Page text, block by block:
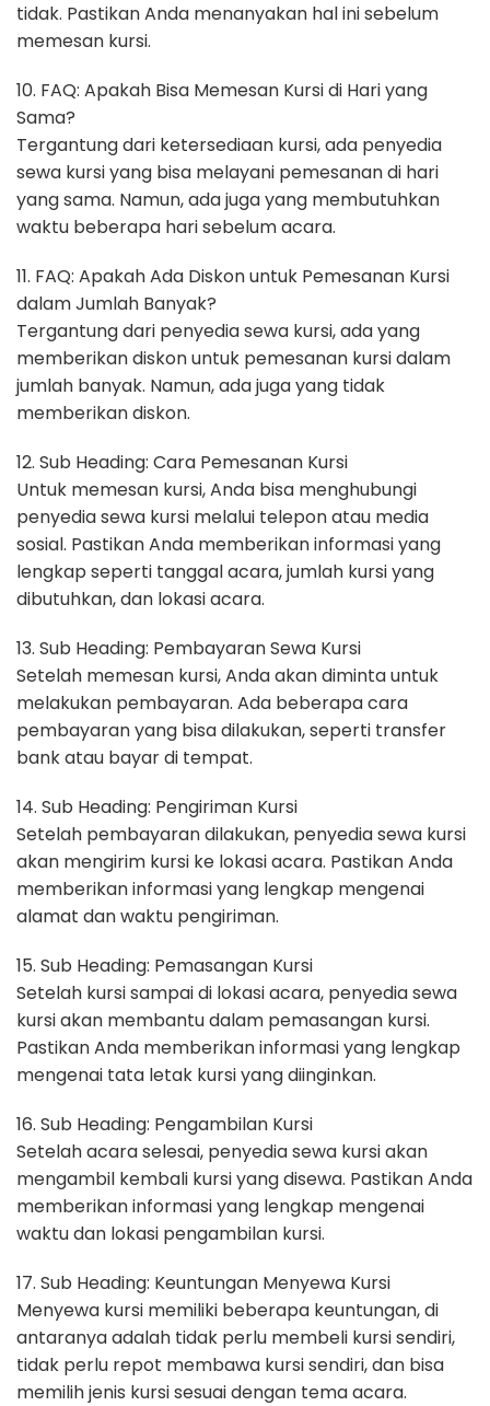
tidak. Pastikan Anda menanyakan hal ini sebelum
memesan kursi.
10. FAQ: Apakah Bisa Memesan Kursi di Hari yang
Sama?
Tergantung dari ketersediaan kursi, ada penyedia
sewa kursi yang bisa melayani pemesanan di hari
yang sama. Namun, ada juga yang membutuhkan
waktu beberapa hari sebelum acara.
11. FAQ: Apakah Ada Diskon untuk Pemesanan Kursi
dalam Jumlah Banyak?
Tergantung dari penyedia sewa kursi, ada yang
memberikan diskon untuk pemesanan kursi dalam
jumlah banyak. Namun, ada juga yang tidak
memberikan diskon.
12. Sub Heading: Cara Pemesanan Kursi
Untuk memesan kursi, Anda bisa menghubungi
penyedia sewa kursi melalui telepon atau media
sosial. Pastikan Anda memberikan informasi yang
lengkap seperti tanggal acara, jumlah kursi yang
dibutuhkan, dan lokasi acara.
13. Sub Heading: Pembayaran Sewa Kursi
Setelah memesan kursi, Anda akan diminta untuk
melakukan pembayaran. Ada beberapa cara
pembayaran yang bisa dilakukan, seperti transfer
bank atau bayar di tempat.
14. Sub Heading: Pengiriman Kursi
Setelah pembayaran dilakukan, penyedia sewa kursi
akan mengirim kursi ke lokasi acara. Pastikan Anda
memberikan informasi yang lengkap mengenai
alamat dan waktu pengiriman.
15. Sub Heading: Pemasangan Kursi
Setelah kursi sampai di lokasi acara, penyedia sewa
kursi akan membantu dalam pemasangan kursi.
Pastikan Anda memberikan informasi yang lengkap
mengenai tata letak kursi yang diinginkan.
16. Sub Heading: Pengambilan Kursi
Setelah acara selesai, penyedia sewa kursi akan
mengambil kembali kursi yang disewa. Pastikan Anda
memberikan informasi yang lengkap mengenai
waktu dan lokasi pengambilan kursi.
17. Sub Heading: Keuntungan Menyewa Kursi
Menyewa kursi memiliki beberapa keuntungan, di
antaranya adalah tidak perlu membeli kursi sendiri,
tidak perlu repot membawa kursi sendiri, dan bisa
memilih jenis kursi sesuai dengan tema acara.